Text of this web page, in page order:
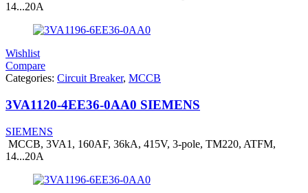
14...20A
Wishlist
Compare
Categories: Circuit Breaker, MCCB
3VA1120-4EE36-0AA0 SIEMENS
SIEMENS
MCCB, 3VA1, 160AF, 36kA, 415V, 3-pole, TM220, ATFM,
14...20A